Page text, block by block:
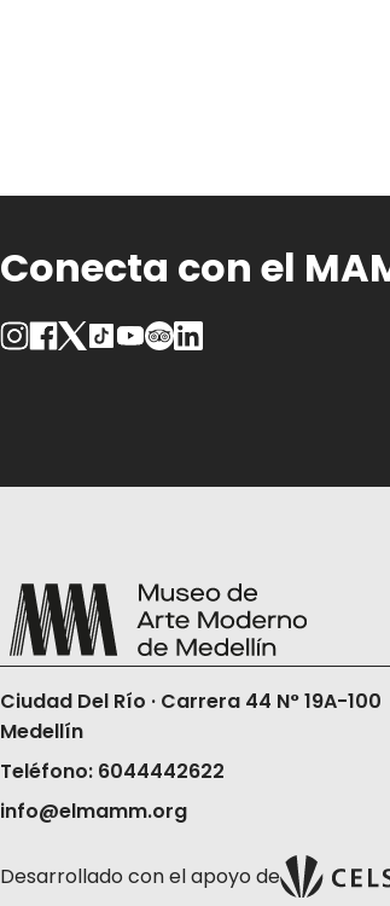
Conecta con el
Ciudad Del Río · Carrera 44 N° 19A-100
Medellín
Teléfono: 6044442622
info@elmamm.org
Desarrollado con el apoyo de